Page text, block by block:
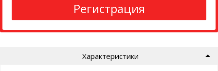
Регистрация
Характеристики